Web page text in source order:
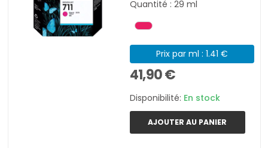
Quantité : 29 ml
Prix par ml : 1.41 €
41,90 €
Disponibilité: En stock
AJOUTER AU PANIER